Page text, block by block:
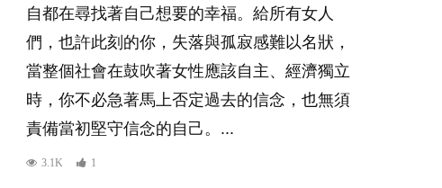
自都在尋找著自己想要的幸福。給所有女人
們，也許此刻的你，失落與孤寂感難以名狀，
當整個社會在鼓吹著女性應該自主、經濟獨立
時，你不必急著馬上否定過去的信念，也無須
責備當初堅守信念的自己。...
3.1K 1